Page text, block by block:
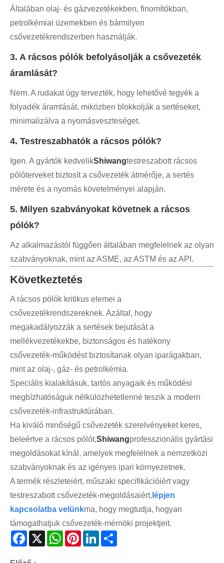
Általában olaj- és gázvezetékekben, finomítókban,
petrolkémiai üzemekben és bármilyen
csővezetékrendszerben használják.
3. A rácsos pólók befolyásolják a csővezeték
áramlását?
Nem. A rudakat úgy tervezték, hogy lehetővé tegyék a
folyadék áramlását, miközben blokkolják a sertéseket,
minimalizálva a nyomásveszteséget.
4. Testreszabhatók a rácsos pólók?
Igen. A gyártók kedvelikShiwangtestreszabott rácsos
pólóterveket biztosít a csővezeték átmérője, a sertés
mérete és a nyomás követelményei alapján.
5. Milyen szabványokat követnek a rácsos
pólók?
Az alkalmazástól függően általában megfelelnek az olyan
szabványoknak, mint az ASME, az ASTM és az API.
Következtetés
A rácsos pólók kritikus elemei a
csővezetékrendszereknek. Azáltal, hogy
megakadályozzák a sertések bejutását a
mellékvezetékekbe, biztonságos és hatékony
csővezeték-működést biztosítanak olyan iparágakban,
mint az olaj-, gáz- és petrolkémia.
Speciális kialakításuk, tartós anyagaik és működési
megbízhatóságuk nélkülözhetetlenné teszik a modern
csővezeték-infrastruktúrában.
Ha kiváló minőségű csővezeték szerelvényeket keres,
beleértve a rácsos pólót,Shiwangprofesszionális gyártási
megoldásokat kínál, amelyek megfelelnek a nemzetközi
szabványoknak és az igényes ipari környezetnek.
A termék részleteiért, műszaki specifikációiért vagy
testreszabott csővezeték-megoldásaiért, lépjen
kapcsolatba velünkma, hogy megtudja, hogyan
támogathatjuk csővezeték-mérnöki projektjeit.
Facebook
X WhatsAppPinterestLinkedIn